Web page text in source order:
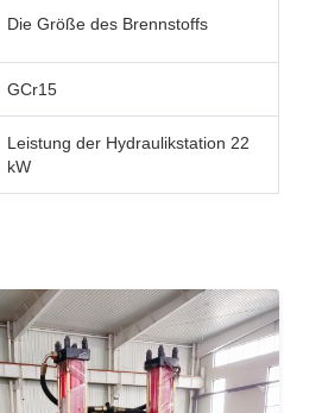
Die Größe des Brennstoffs
GCr15
Leistung der Hydraulikstation 22
kW